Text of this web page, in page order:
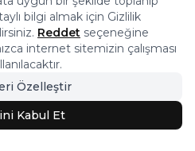
Saklıdır, Kopyalanamaz.
ETBİS’e kayıtlıdır.
bilgi almak için Gizlilik
Reddet seçeneğine
internet sitemizin çalışması
Özelleştir
Kabul Et